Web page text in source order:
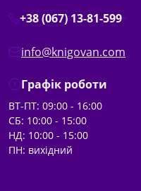
+38 (067) 13-81-599
info@knigovan.com
Графік роботи
ВТ-ПТ: 09:00 - 16:00
СБ: 10:00 - 15:00
НД: 10:00 - 15:00
ПН: вихідний